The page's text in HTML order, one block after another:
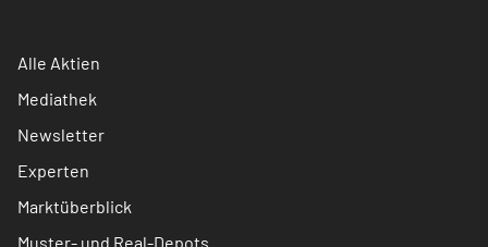
Alle Aktien
Mediathek
Newsletter
Experten
Marktüberblick
Muster- und Real-Depots